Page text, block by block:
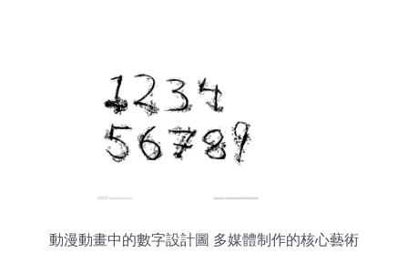
動漫動畫中的數字設計圖 多媒體制作的核心藝術